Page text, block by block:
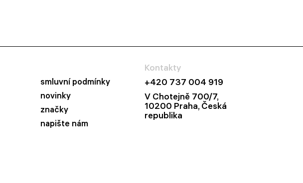
smluvní podmínky
novinky
značky
napište nám
Kontakty
+420 737 004 919
V Chotejně 700/7,
10200 Praha, Česká
republika